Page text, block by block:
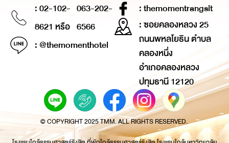
: 02-102-
8621 หรือ
063-202-
6566
: @themomenthotel
: themomentrangsit
: ซอยคลองหลวง 25
ถนนพหลโยธิน ตำบล
คลองหนึ่ง
อำเภอคลองหลวง
ปทุมธานี 12120
© COPYRIGHT 2025 TMM. ALL RIGHTS RESERVED.